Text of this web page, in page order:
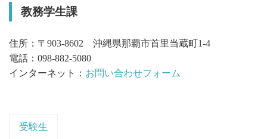
教務学生課
住所：〒903-8602 沖縄県那覇市首里当蔵町1-4
電話：098-882-5080
インターネット： お問い合わせフォーム
受験生